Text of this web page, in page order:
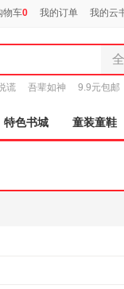
物车0 我的订单 我的云
全
图
谎 吾辈如神 9.9元包邮
特色书城 童装童鞋